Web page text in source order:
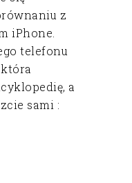
z
iPhone.
telefonu
a
sami :